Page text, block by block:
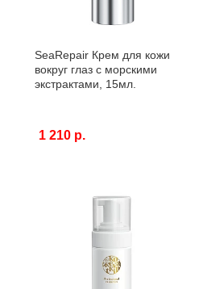
SeaRepair Крем для кожи
вокруг глаз с морскими
экстрактами, 15мл.
1 210 р.